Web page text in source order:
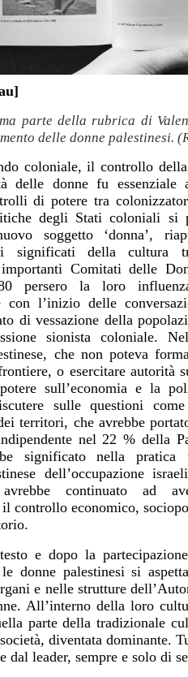
parte della rubrica di
delle donne palestinesi.
coloniale, il controllo
delle donne fu essenziale
di potere tra
degli Stati coloniali si
soggetto ‘donna’,
i significati della cultura
Comitati delle
persero la loro
con l’inizio delle
di vessazione della
sionista coloniale.
che non poteva
o esercitare autorità
sull’economia e la
sulle questioni
territori, che avrebbe
nel 22 % della
significato nella pratica
dell’occupazione
continuato ad
il controllo economico,
e dopo la
donne palestinesi si
e nelle strutture
All’interno della loro
parte della tradizionale
diventata dominante.
dal leader, sempre e solo di